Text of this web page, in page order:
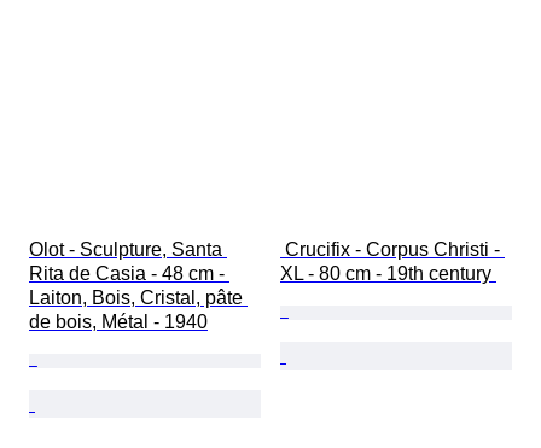
Olot - Sculpture, Santa
Rita de Casia - 48 cm -
Laiton, Bois, Cristal, pâte
de bois, Métal - 1940
XL - 80 cm - 19th century